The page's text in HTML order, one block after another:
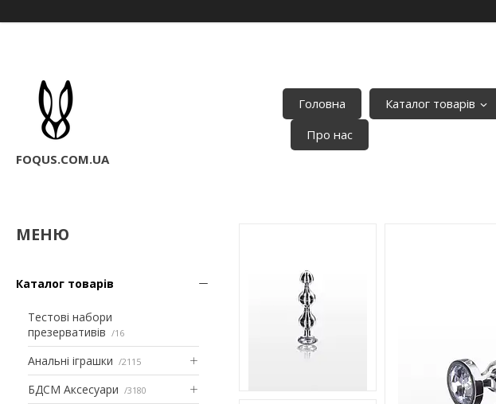
FOQUS.COM.UA
Головна Каталог товарів
Про нас
Каталог товарів
Тестові набори
презервативів
16
Анальні іграшки 2115
БДСМ Аксесуари 3180